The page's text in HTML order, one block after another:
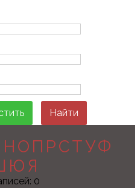
Найти
Н О П РСТУФ
Ю Я
0